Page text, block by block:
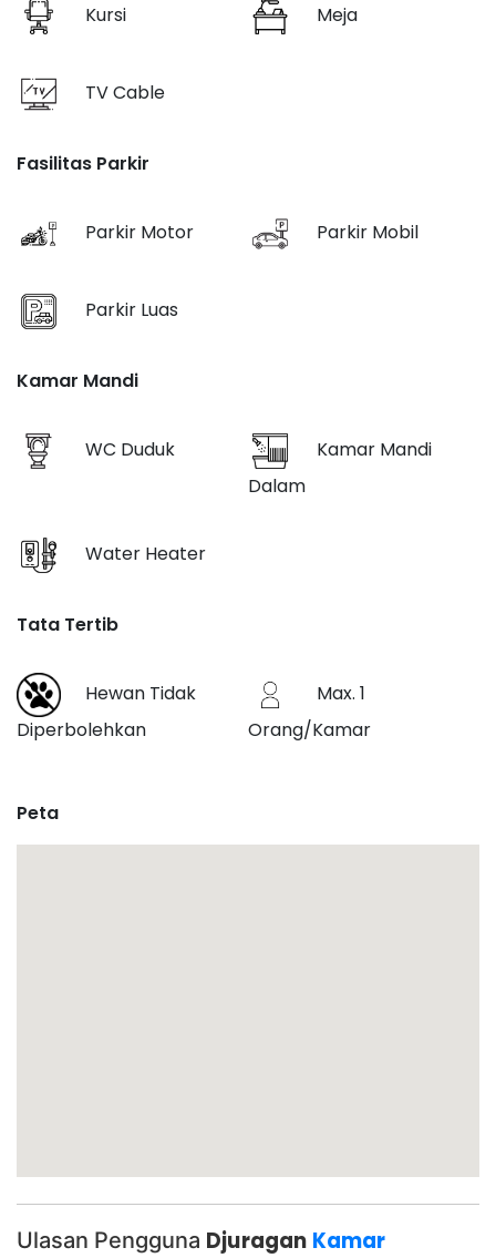
Kursi Meja
TV Cable
Fasilitas Parkir
Parkir Motor Parkir Mobil
Parkir Luas
Kamar Mandi
WC Duduk
Kamar Mandi
Dalam
Water Heater
Tata Tertib
Hewan Tidak
Diperbolehkan
Max. 1
Orang/Kamar
Peta
Ulasan Pengguna Djuragan Kamar